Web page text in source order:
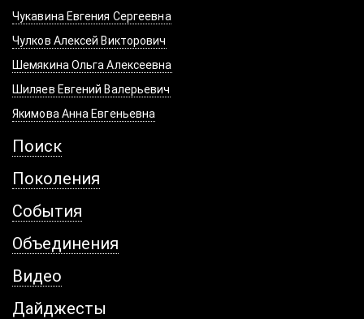
Чукавина Евгения Сергеевна
Чулков Алексей Викторович
Шемякина Ольга Алексеевна
Шиляев Евгений Валерьевич
Якимова Анна Евгеньевна
Поиск
Поколения
События
Объединения
Видео
Дайджесты